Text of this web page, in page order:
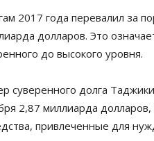
2017 года перевалил за
долларов. Это
до высокого уровня.
суверенного долга
2,87 миллиарда
привлеченные для